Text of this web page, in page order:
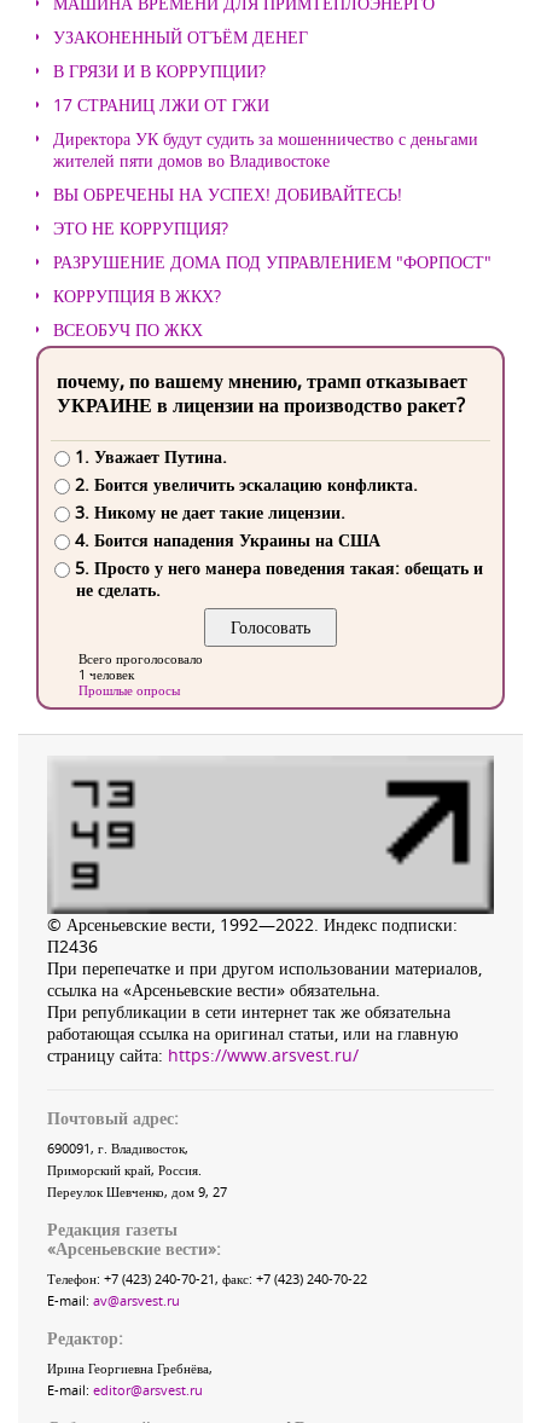
УЗАКОНЕННЫЙ ОТЪЁМ ДЕНЕГ
В ГРЯЗИ И В КОРРУПЦИИ?
17 СТРАНИЦ ЛЖИ ОТ ГЖИ
Директора УК будут судить за мошенничество с деньгами
жителей пяти домов во Владивостоке
ВЫ ОБРЕЧЕНЫ НА УСПЕХ! ДОБИВАЙТЕСЬ!
ЭТО НЕ КОРРУПЦИЯ?
РАЗРУШЕНИЕ ДОМА ПОД УПРАВЛЕНИЕМ "ФОРПОСТ"
КОРРУПЦИЯ В ЖКХ?
ВСЕОБУЧ ПО ЖКХ
почему, по вашему мнению, трамп отказывает
УКРАИНЕ в лицензии на производство ракет?
1. Уважает Путина.
2. Боится увеличить эскалацию конфликта.
3. Никому не дает такие лицензии.
4. Боится нападения Украины на США
5. Просто у него манера поведения такая: обещать и
не сделать.
Всего проголосовало
1 человек
Прошлые опросы
© Арсеньевские вести, 1992—2022. Индекс подписки:
П2436
При перепечатке и при другом использовании материалов,
ссылка на «Арсеньевские вести» обязательна.
При републикации в сети интернет так же обязательна
работающая ссылка на оригинал статьи, или на главную
страницу сайта: https://www.arsvest.ru/
Почтовый адрес:
690091, г. Владивосток,
Приморский край, Россия
Переулок Шевченко, дом 9, 27
Редакция газеты
«Арсеньевские вести»:
Телефон: +7 (423) 240-70-21, факс: +7 (423) 240-70-22
E-mail: av@arsvest.ru
Редактор:
Ирина Георгиевна Гребнёва,
E-mail: editor@arsvest.ru